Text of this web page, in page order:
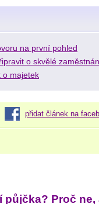
na první pohled
o skvělé
o majetek
přidat článek na
půjčka? Proč ne,